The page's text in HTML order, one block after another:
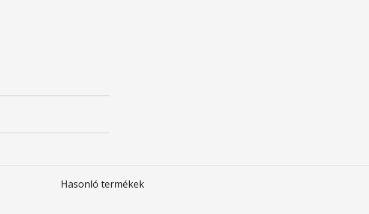
Hasonló termékek